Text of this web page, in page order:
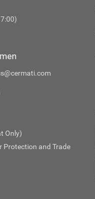
Only)
Protection and Trade